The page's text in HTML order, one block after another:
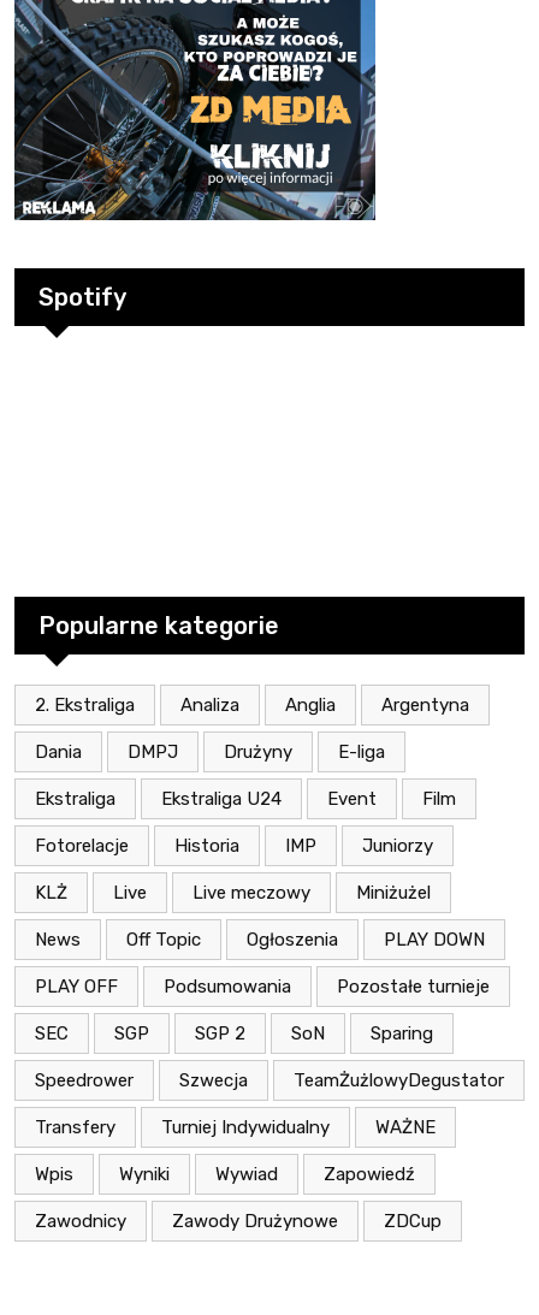
Spotify
Popularne kategorie
2. Ekstraliga Analiza Anglia Argentyna
Dania DMPJ Drużyny E-liga
Ekstraliga Ekstraliga U24 Event Film
Fotorelacje Historia IMP Juniorzy
KLŻ Live Live meczowy Miniżużel
News Off Topic Ogłoszenia PLAY DOWN
PLAY OFF Podsumowania Pozostałe turnieje
SEC SGP SGP 2 SoN Sparing
Speedrower Szwecja TeamŻużlowyDegustator
Transfery Turniej Indywidualny WAŻNE
Wpis Wyniki Wywiad Zapowiedź
Zawodnicy Zawody Drużynowe ZDCup